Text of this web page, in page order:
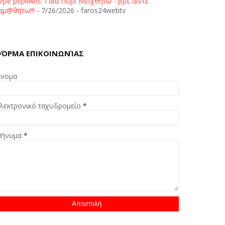
- 7/26/2026 - faros24webtv
ΕΠΙΚΟΙΝΩΝΊΑΣ
ταχυδρομείο*
*